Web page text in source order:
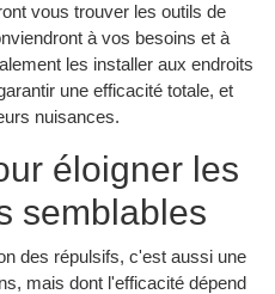
vous trouver les outils de
à vos besoins et à
les installer aux endroits
une efficacité totale, et
nuisances.
éloigner les
semblables
des répulsifs, c'est aussi une
mais dont l'efficacité dépend